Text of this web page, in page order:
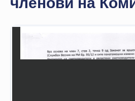
КАКО
ЧЛЕН